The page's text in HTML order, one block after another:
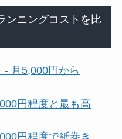
ンニングコストを比
- 月5,000円から
円程度と最も高